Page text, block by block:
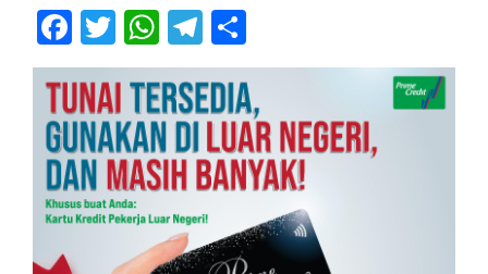
Facebook
Twitter
WhatsApp
Telegram